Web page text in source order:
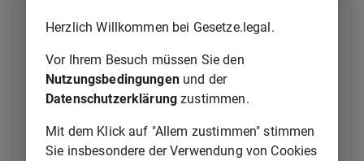
(1) Die von den Gesellschaftern in den
Angelegenheiten der Gesellschaft zu treffenden
Bestimmungen erfolgen durch Beschlußfassung
nach der Mehrheit der abgegebenen Stimmen.
(2) Jeder Euro eines Geschäftsanteils gewährt eine
Stimme.
Herzlich Willkommen bei Gesetze.legal.
Vor Ihrem Besuch müssen Sie den
Nutzungsbedingungenund der
Datenschutzerklärung zustimmen.
Mit dem Klick auf "Allem zustimmen" stimmen
Sie insbesondere der Verwendung von Cookies